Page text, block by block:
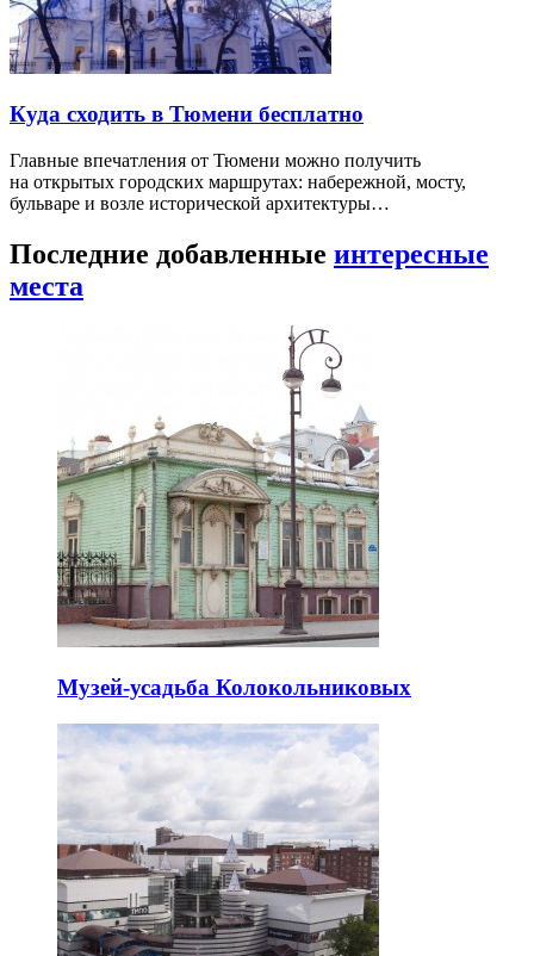
Куда сходить в Тюмени бесплатно
Главные впечатления от Тюмени можно получить
на открытых городских маршрутах: набережной, мосту,
бульваре и возле исторической архитектуры…
Последние добавленные интересные
места
Музей-усадьба Колокольниковых